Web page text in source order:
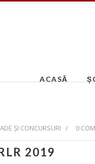
ACASĂ
ȘI CONCURSURI / 0
2019